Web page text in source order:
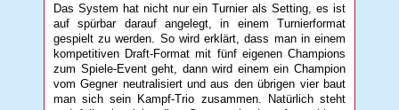
Das System hat nicht nur ein Turnier als Setting, es ist
auf spürbar darauf angelegt, in einem Turnierformat
gespielt zu werden. So wird erklärt, dass man in einem
kompetitiven Draft-Format mit fünf eigenen Champions
zum Spiele-Event geht, dann wird einem ein Champion
vom Gegner neutralisiert und aus den übrigen vier baut
man sich sein Kampf-Trio zusammen. Natürlich steht